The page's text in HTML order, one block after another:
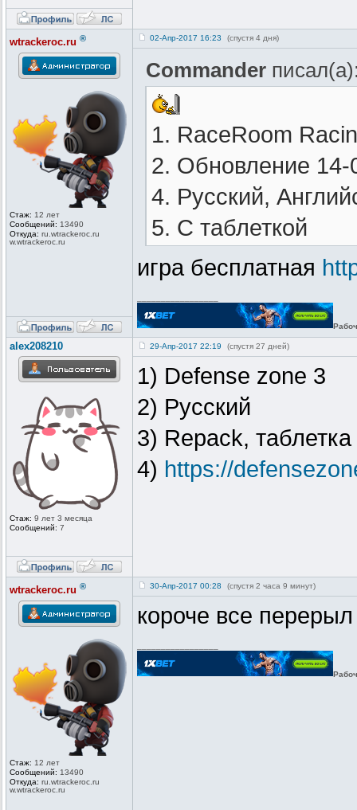
wtrackeroc.ru ®
Стаж: 12 лет
Сообщений: 13490
Откуда: ru.wtrackeroc.ru
w.wtrackeroc .ru
02-Апр-2017 16:23 (спустя 4 дня)
Commander
1. RaceRoom
2. Обновление 14-
4. Русский,
5. С таблеткой
игра бесплатная
alex208210
Стаж: 9 лет 3 месяца
Сообщений: 7
29-Апр-2017 22:19 (спустя 27 дней)
1) Defense zone 3
2) Русский
3) Repack, таблетка
4) https://
wtrackeroc.ru ®
Стаж: 12 лет
Сообщений: 13490
Откуда: ru.wtrackeroc.ru
w.wtrackeroc .ru
30-Апр-2017 00:28 (спустя 2 часа 9 минут)
короче все перерыл